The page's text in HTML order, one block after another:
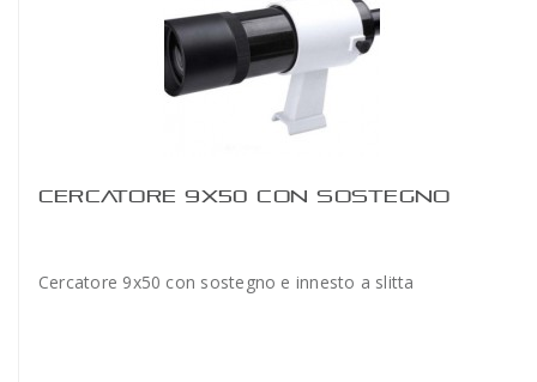
CERCATORE 9X50 CON SOSTEGNO
Cercatore 9x50 con sostegno e innesto a slitta